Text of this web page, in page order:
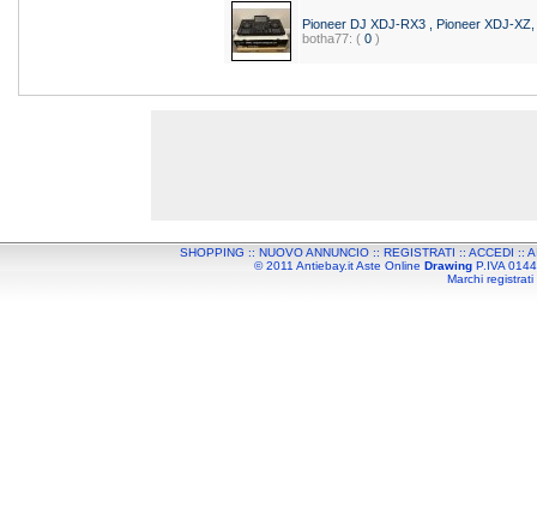
Pioneer DJ XDJ-RX3 , Pioneer XDJ-
botha77: ( 0 )
SHOPPING :: NUOVO ANNUNCIO:: REGISTRATI :: ACCEDI ::
© 2011 Antiebay.it Aste Online DrawingP.IVA
Marchi